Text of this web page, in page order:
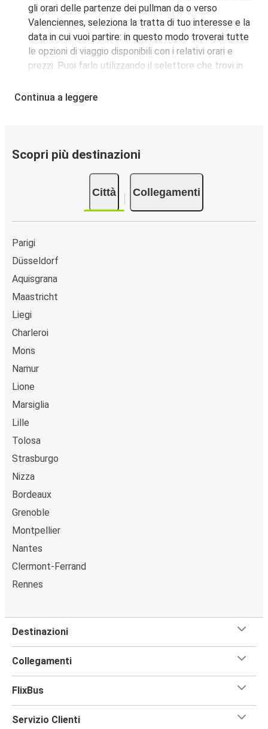
gli orari delle partenze dei pullman da o verso
Valenciennes, seleziona la tratta di tuo interesse e la
data in cui vuoi partire: in questo modo troverai tutte
le opzioni di viaggio disponibili con i relativi orari e
prezzi. Puoi farlo utilizzando il selettore che trovi in
nostra mappa interattiva
disponibile su questa pagina.
popolari sono: Parigi, Mons, Charleroi.
Continua a leggere
Scopri più destinazioni
Città Collegamenti
Parigi
Düsseldorf
Aquisgrana
Maastricht
Liegi
Charleroi
Mons
Namur
Lione
Marsiglia
Lille
Tolosa
Strasburgo
Nizza
Bordeaux
Grenoble
Montpellier
Nantes
Clermont-Ferrand
Rennes
Destinazioni
Collegamenti
FlixBus
Servizio Clienti